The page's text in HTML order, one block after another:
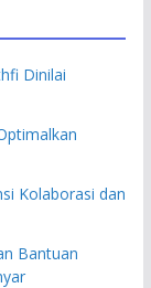
Dinilai
Kolaborasi dan
Bantuan